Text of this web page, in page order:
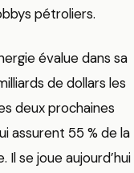
pétroliers.
évalue dans sa
de dollars les
deux prochaines
assurent 55 % de la
Il se joue aujourd’hui